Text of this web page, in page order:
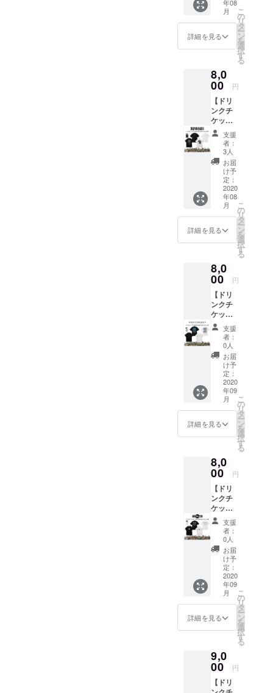
はお名
前(又は
ニック
ネーム)
ださ
い。 ※
掲載不
要の方
は備考
欄へ
【不
要】と
ご記入
くださ
●ANIM
ALIAス
テッ
カー1
へのお
名前掲
載。 ※
掲載可
能な方
はお名
前(又は
ニック
ネーム)
を備考
欄へご
記入く
ださ
い。 ※
掲載不
要の方
は備考
ご記入
くださ
い
支援】
●Tシャ
ツ
(BLAC
K or
WHITE)
・サイ
ズ：M /
L / XL /
XXL ●
ドリン
クチ
ケット1
枚。 有
効期限
は営業
再開か
ら6ヶ月
以内。
HEDWi
NGス
テッ
スター
へのお
名前掲
載。 ※
掲載可
能な方
はお名
前(又は
ニック
ネーム)
を備考
欄へご
記入く
ださ
い。 ※
掲載不
要の方
要】と
ご記入
くださ
い
年08
月
詳細を見る
こ
の
リ
タ
ー
ン
を
選
択
す
る
8,0
00 円
【ドリ
ンクチ
ケット
(1枚)＋
ZEPHY
REN T
シャツ
＋ス
テッ
カー1枚
支援】
● Tシャ
ツ
(BLAC
K or
WHITE)
・サイ
ズ：M /
L / XL /
XXL ●
ドリン
クチ
ケット1
枚 。 有
効期限
は営業
再開か
ら6ヶ月
以内。
ZEPHY
RENス
テッ
スター
へのお
名前掲
載。 ※
掲載可
能な方
はお名
前(又は
ニック
ネーム)
を備考
欄へご
記入く
ださ
い。 ※
掲載不
要の方
要】と
ご記入
くださ
い
支援
者：
3人
お届
け予
定：
2020
年08
月
詳細を見る
こ
の
リ
タ
ー
ン
を
選
択
す
る
8,0
00 円
【ドリ
ンクチ
ケット
(1枚)＋
GRAVY
SOURC
E Tシャ
ツ＋ス
テッ
カー1枚
支援】
● Tシャ
ツ
(BLAC
K or
WHITE)
・サイ
ズ：M /
L / XL /
XXL ●
ドリン
クチ
ケット1
枚 。 有
効期限
は営業
再開か
ら6ヶ月
以内。
GRAVY
SOURC
Eステッ
スター
へのお
名前掲
載。 ※
支援
者：
0人
お届
け予
定：
2020
年09
月
詳細を見る
こ
の
リ
タ
ー
ン
を
選
択
す
る
8,0
00 円
【ドリ
ンクチ
ケット
(1枚)＋
TOYPL
ANE T
シャツ
＋ス
テッ
カー1枚
支援】
● Tシャ
ツ
(BLAC
K or
WHITE)
・サイ
ズ：M /
L / XL /
XXL ●
支援
者：
0人
お届
け予
定：
2020
年09
月
詳細を見る
こ
の
リ
タ
ー
ン
を
選
択
す
る
9,0
00 円
【ドリ